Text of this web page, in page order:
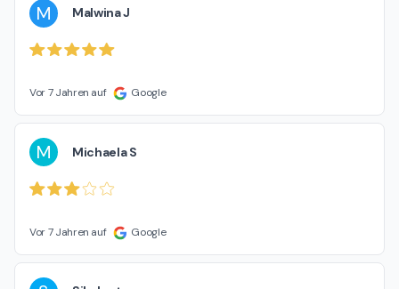
M Malwina J
Vor 7 Jahren auf Google
M Michaela S
Vor 7 Jahren auf Google